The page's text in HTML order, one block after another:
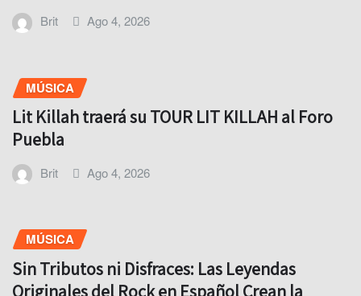
Brit Ago 4, 2026
MÚSICA
Lit Killah traerá su TOUR LIT KILLAH al Foro
Puebla
Brit Ago 4, 2026
MÚSICA
Sin Tributos ni Disfraces: Las Leyendas
Originales del Rock en Español Crean la